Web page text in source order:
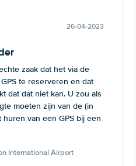
26-04-2023
zaak dat het via de
te reserveren en dat
dat dat niet kan. U zou als
moeten zijn van de (in
van een GPS bij een
keuze te maken.
International Airport